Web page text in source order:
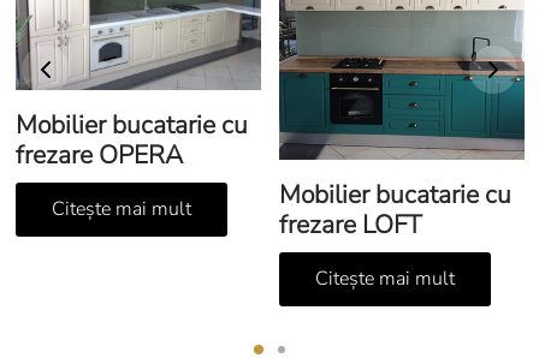
Mobilier bucatarie cu
frezare OPERA
Citește mai mult
Mobilier bucatarie cu
frezare LOFT
Citește mai mult